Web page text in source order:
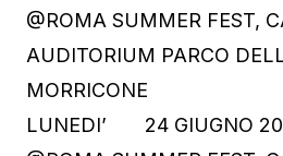
@ROMA SUMMER FEST,
AUDITORIUM PARCO
MORRICONE
LUNEDI’ 24 GIUGNO